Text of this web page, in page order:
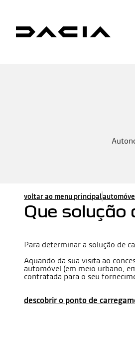
voltar ao menu principal
Que solução
Para determinar a solução de
Aquando da sua visita ao
automóvel (em meio urbano,
contratada para o seu
descobrir o ponto de